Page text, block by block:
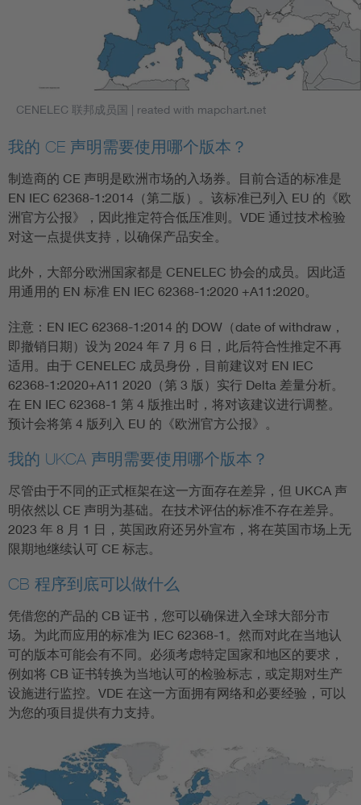
CENELEC 联邦成员国 | reated with mapchart.net
我的 CE 声明需要使用哪个版本？
制造商的 CE 声明是欧洲市场的入场券。目前合适的标准是
EN IEC 62368-1:2014（第二版）。该标准已列入 EU 的《欧
洲官方公报》，因此推定符合低压准则。VDE 通过技术检验
对这一点提供支持，以确保产品安全。
此外，大部分欧洲国家都是 CENELEC 协会的成员。因此适
用通用的 EN 标准 EN IEC 62368-1:2020 +A11:2020。
注意：EN IEC 62368-1:2014 的 DOW（date of withdraw，
即撤销日期）设为 2024 年 7 月 6 日，此后符合性推定不再
适用。由于 CENELEC 成员身份，目前建议对 EN IEC
62368-1:2020+A11 2020（第 3 版）实行 Delta 差量分析。
在 EN IEC 62368-1 第 4 版推出时，将对该建议进行调整。
预计会将第 4 版列入 EU 的《欧洲官方公报》。
我的 UKCA 声明需要使用哪个版本？
尽管由于不同的正式框架在这一方面存在差异，但 UKCA 声
明依然以 CE 声明为基础。在技术评估的标准不存在差异。
2023 年 8 月 1 日，英国政府还另外宣布，将在英国市场上无
限期地继续认可 CE 标志。
CB 程序到底可以做什么
凭借您的产品的 CB 证书，您可以确保进入全球大部分市
场。为此而应用的标准为 IEC 62368-1。然而对此在当地认
可的版本可能会有不同。必须考虑特定国家和地区的要求，
例如将 CB 证书转换为当地认可的检验标志，或定期对生产
设施进行监控。VDE 在这一方面拥有网络和必要经验，可以
为您的项目提供有力支持。